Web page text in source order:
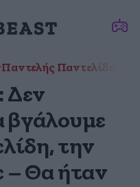
Παντελίδης
Δεν
βγάλουμε
την
– Θα ήταν